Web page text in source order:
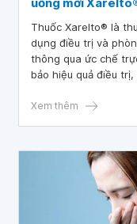
Thuốc Xarelto® là
dụng điều trị và
thông qua ức chế
bảo hiệu quả điều
Xem thêm